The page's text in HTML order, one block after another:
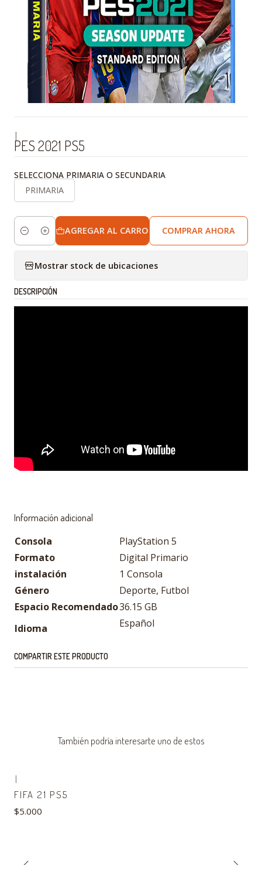
|
PES 2021 PS5
SELECCIONA PRIMARIA O SECUNDARIA
PRIMARIA
Cantidad
AGREGAR AL CARRO COMPRAR AHORA
Mostrar stock de ubicaciones
DESCRIPCIÓN
Información adicional
Consola
PlayStation 5
Formato
Digital Primario
instalación
1 Consola
Género
Deporte, Futbol
Espacio Recomendado36.15 GB
Idioma
Español
COMPARTIR ESTE PRODUCTO
También podría interesarte uno de estos
|
FIFA 21 PS5
$5.000